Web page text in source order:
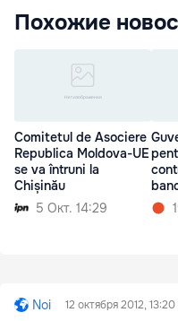
Похожие
Comitetul de Asociere
Republica Moldova-UE
se va întruni la
Chișinău
5 Окт. 14:29
Noi 12 октября 2012, 13:20